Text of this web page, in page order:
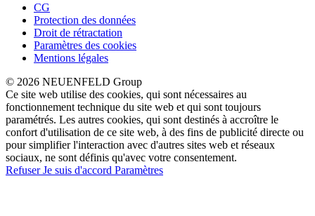
CG
Protection des données
Droit de rétractation
Paramètres des cookies
Mentions légales
© 2026 NEUENFELD Group
Ce site web utilise des cookies, qui sont nécessaires au
fonctionnement technique du site web et qui sont toujours
paramétrés. Les autres cookies, qui sont destinés à accroître le
confort d'utilisation de ce site web, à des fins de publicité directe ou
pour simplifier l'interaction avec d'autres sites web et réseaux
sociaux, ne sont définis qu'avec votre consentement.
RefuserJe suis d'accord Paramètres